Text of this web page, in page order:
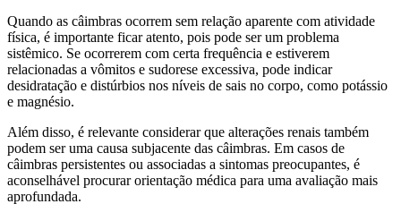
Quando as câimbras ocorrem sem relação aparente com atividade
física, é importante ficar atento, pois pode ser um problema
sistêmico. Se ocorrerem com certa frequência e estiverem
relacionadas a vômitos e sudorese excessiva, pode indicar
desidratação e distúrbios nos níveis de sais no corpo, como potássio
e magnésio.
Além disso, é relevante considerar que alterações renais também
podem ser uma causa subjacente das câimbras. Em casos de
câimbras persistentes ou associadas a sintomas preocupantes, é
aconselhável procurar orientação médica para uma avaliação mais
aprofundada.